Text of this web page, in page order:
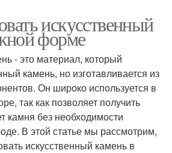
искусственный
форме
- это материал, который
камень, но изготавливается из
Он широко используется в
так как позволяет получить
камня без необходимости
В этой статье мы рассмотрим,
искусственный камень в